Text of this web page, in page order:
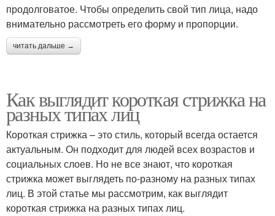
продолговатое. Чтобы определить свой тип лица, надо
внимательно рассмотреть его форму и пропорции.
читать дальше →
Как выглядит короткая стрижка на
разных типах лиц
Короткая стрижка – это стиль, который всегда остается
актуальным. Он подходит для людей всех возрастов и
социальных слоев. Но не все знают, что короткая
стрижка может выглядеть по-разному на разных типах
лиц. В этой статье мы рассмотрим, как выглядит
короткая стрижка на разных типах лиц.